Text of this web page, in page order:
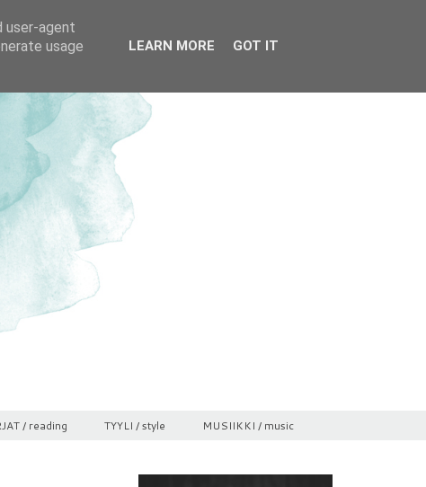
/ reading TYYLI / style MUSIIKKI / music
user-agent
usage
LEARN MORE GOT IT